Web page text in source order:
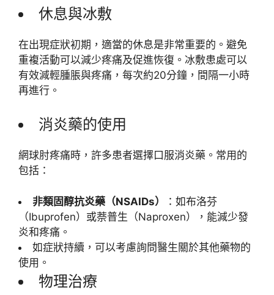
休息與冰敷
在出現症狀初期，適當的休息是非常重要的。避免
重複活動可以減少疼痛及促進恢復。冰敷患處可以
有效減輕腫脹與疼痛，每次約20分鐘，間隔一小時
再進行。
消炎藥的使用
網球肘疼痛時，許多患者選擇口服消炎藥。常用的
包括：
非類固醇抗炎藥（NSAIDs）
：如布洛芬
（Ibuprofen）或萘普生（Naproxen），能減少發
炎和疼痛。
如症狀持續，可以考慮詢問醫生關於其他藥物的
使用。
物理治療